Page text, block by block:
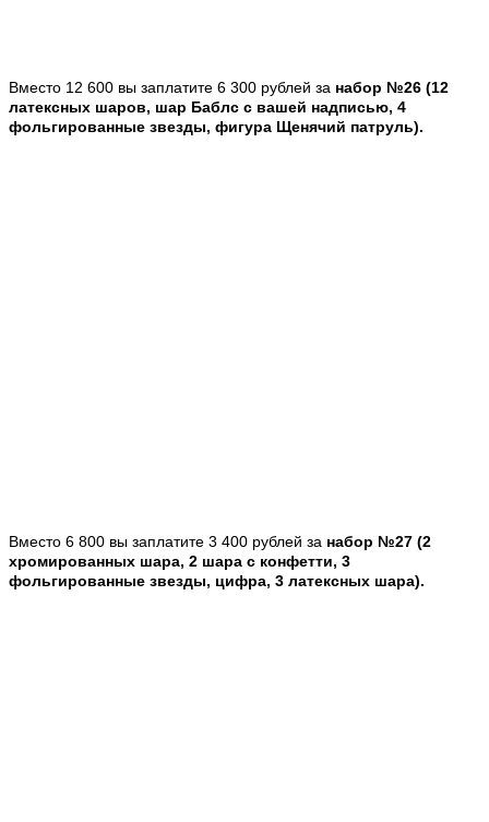
Вместо 12 600 вы заплатите 6 300 рублей за набор №26 (12
латексных шаров, шар Баблс с вашей надписью, 4
фольгированные звезды, фигура Щенячий патруль).
Вместо 6 800 вы заплатите 3 400 рублей за набор №27 (2
хромированных шара, 2 шара с конфетти, 3
фольгированные звезды, цифра, 3 латексных шара).